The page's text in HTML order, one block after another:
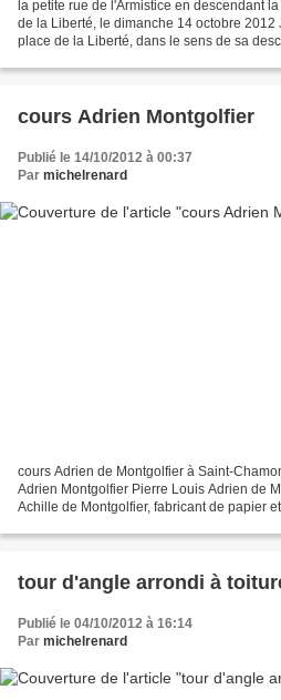
la petite rue de l'Armistice en descendant
de la Liberté, le dimanche 14 octobre 2012
place de la Liberté, dans le sens de sa
cours Adrien Montgolfier
Publié le 14/10/2012 à 00:37
Par michelrenard
cours Adrien de Montgolfier à Saint-
Adrien Montgolfier Pierre Louis Adrien de
Achille de Montgolfier, fabricant de papier
tour d'angle arrondi à
Publié le 04/10/2012 à 16:14
Par michelrenard